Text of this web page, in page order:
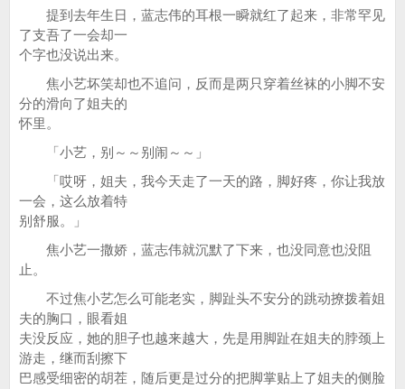
提到去年生日，蓝志伟的耳根一瞬就红了起来，非常罕见
了支吾了一会却一
个字也没说出来。
焦小艺坏笑却也不追问，反而是两只穿着丝袜的小脚不安
分的滑向了姐夫的
怀里。
「小艺，别～～别闹～～」
「哎呀，姐夫，我今天走了一天的路，脚好疼，你让我放
一会，这么放着特
别舒服。」
焦小艺一撒娇，蓝志伟就沉默了下来，也没同意也没阻
止。
不过焦小艺怎么可能老实，脚趾头不安分的跳动撩拨着姐
夫的胸口，眼看姐
夫没反应，她的胆子也越来越大，先是用脚趾在姐夫的脖颈上
游走，继而刮擦下
巴感受细密的胡茬，随后更是过分的把脚掌贴上了姐夫的侧脸